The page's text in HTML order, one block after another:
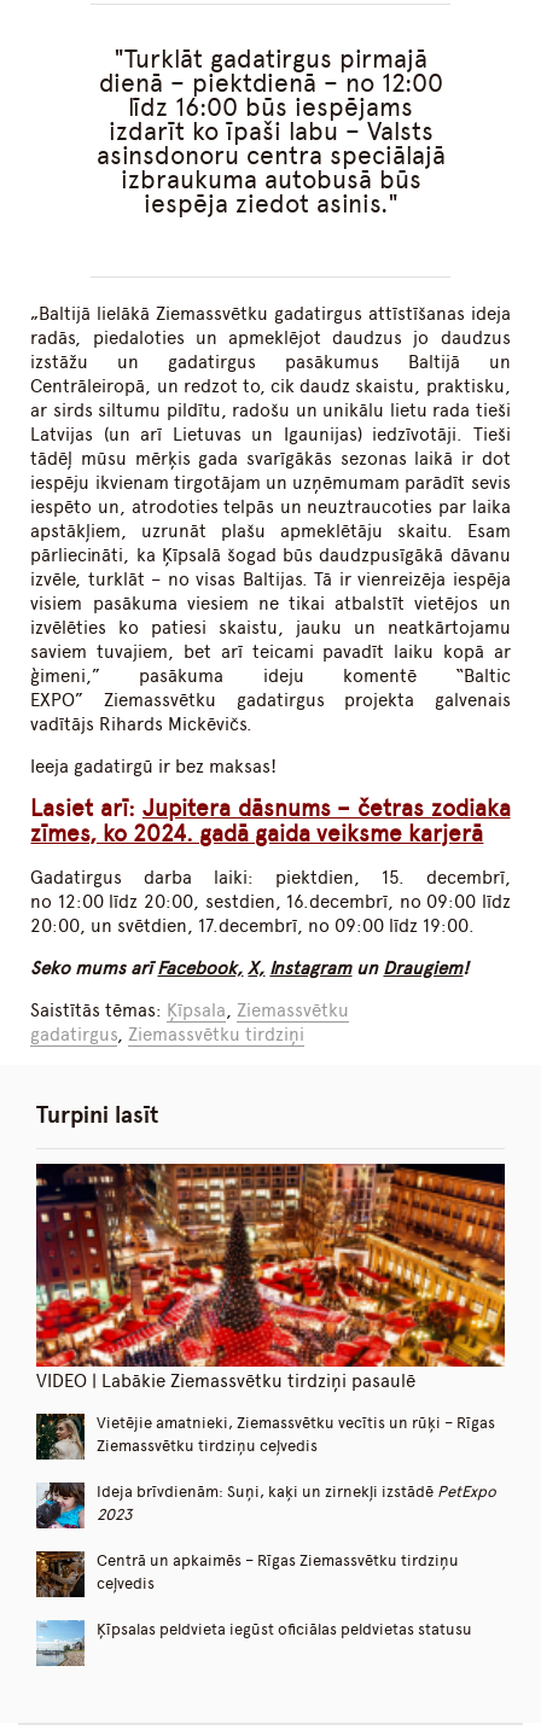
Turklāt gadatirgus pirmajā
dienā – piektdienā – no 12:00
līdz 16:00 būs iespējams
izdarīt ko īpaši labu – Valsts
asinsdonoru centra speciālajā
izbraukuma autobusā būs
iespēja ziedot asinis.
„Baltijā lielākā Ziemassvētku gadatirgus attīstīšanas ideja
radās, piedaloties un apmeklējot daudzus jo daudzus
izstāžu un gadatirgus pasākumus Baltijā un
Centrāleiropā, un redzot to, cik daudz skaistu, praktisku,
ar sirds siltumu pildītu, radošu un unikālu lietu rada tieši
Latvijas (un arī Lietuvas un Igaunijas) iedzīvotāji. Tieši
tādēļ mūsu mērķis gada svarīgākās sezonas laikā ir dot
iespēju ikvienam tirgotājam un uzņēmumam parādīt sevis
iespēto un, atrodoties telpās un neuztraucoties par laika
apstākļiem, uzrunāt plašu apmeklētāju skaitu. Esam
pārliecināti, ka Ķīpsalā šogad būs daudzpusīgākā dāvanu
izvēle, turklāt – no visas Baltijas. Tā ir vienreizēja iespēja
visiem pasākuma viesiem ne tikai atbalstīt vietējos un
izvēlēties ko patiesi skaistu, jauku un neatkārtojamu
saviem tuvajiem, bet arī teicami pavadīt laiku kopā ar
ģimeni,” pasākuma ideju komentē “Baltic
EXPO” Ziemassvētku gadatirgus projekta galvenais
vadītājs Rihards Mickēvičs.
Ieeja gadatirgū ir bez maksas!
Lasiet arī: Jupitera dāsnums – četras zodiaka
zīmes, ko 2024. gadā gaida veiksme karjerā
Gadatirgus darba laiki: piektdien, 15. decembrī,
no 12:00 līdz 20:00, sestdien, 16.decembrī, no 09:00 līdz
20:00, un svētdien, 17.decembrī, no 09:00 līdz 19:00.
Seko mums arīFacebook, X, Instagramun Draugiem!
Saistītās tēmas: Ķīpsala,Ziemassvētku
gadatirgus,Ziemassvētku tirdziņi
Turpini lasīt
VIDEO | Labākie Ziemassvētku tirdziņi pasaulē
Vietējie amatnieki, Ziemassvētku vecītis un rūķi – Rīgas
Ziemassvētku tirdziņu ceļvedis
Ideja brīvdienām: Suņi, kaķi un zirnekļi izstādē PetExpo
2023
Centrā un apkaimēs – Rīgas Ziemassvētku tirdziņu
ceļvedis
Ķīpsalas peldvieta iegūst oficiālas peldvietas statusu